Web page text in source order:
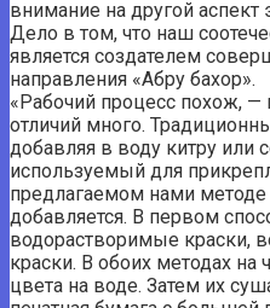
внимание на другой аспект
Дело в том, что наш
является создателем
направления «Абру бахор».
«Рабочий процесс похож,
отличий много.
добавляя в воду китру или
используемый для
предлагаемом нами методе
добавляется. В первом
водорастворимые краски,
краски. В обоих методах на
цвета на воде. Затем их